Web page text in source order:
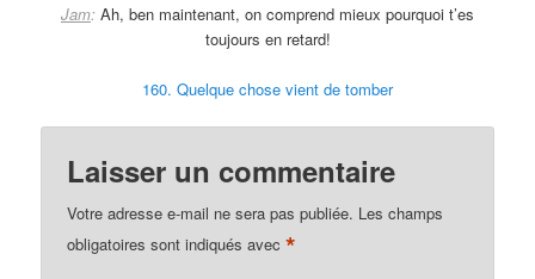
Jam: Ah, ben maintenant, on comprend mieux pourquoi t’es
toujours en retard!
160. Quelque chose vient de tomber
Laisser un commentaire
Votre adresse e-mail ne sera pas publiée. Les champs
obligatoires sont indiqués avec*